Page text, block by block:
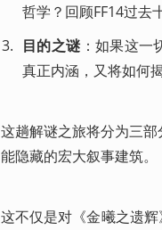
哲学？回顾FF14过去
目的之谜 ：如果这
真正内涵，又将如何
这趟解谜之旅将分为三
能隐藏的宏大叙事建筑。
这不仅是对《金曦之遗